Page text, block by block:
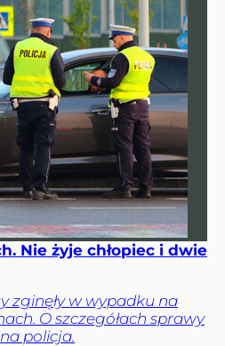
Nie żyje chłopiec i dwie
zginęły w wypadku na
O szczegółach sprawy
policja.